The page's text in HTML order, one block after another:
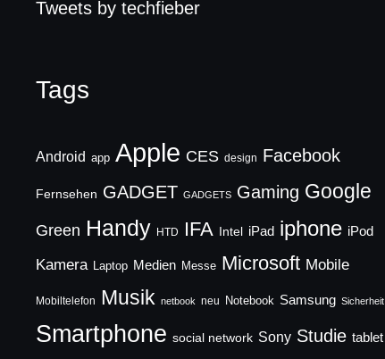
Tweets by techfieber
Tags
Android app Apple CES design Facebook
Fernsehen GADGET GADGETS Gaming Google
Green Handy HTD IFA Intel iPad iphone iPod
Kamera Laptop Medien Messe Microsoft Mobile
Mobiltelefon Musik netbook neu Notebook Samsung Sicherheit
Smartphone social network Sony Studie tablet